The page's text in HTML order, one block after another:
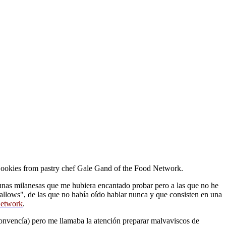
from pastry chef Gale Gand of the Food Network.
milanesas que me hubiera encantado probar pero a las que no he
de las que no había oído hablar nunca y que consisten en una
.
pero me llamaba la atención preparar malvaviscos de